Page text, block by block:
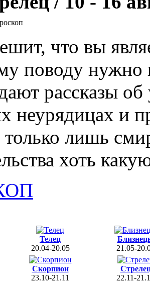
что вы
поводу нужно
рассказы об
неурядицах и
только лишь
хоть
Телец
20.04-20.05
21.05-
Скорпион
23.10-21.11
22.11-